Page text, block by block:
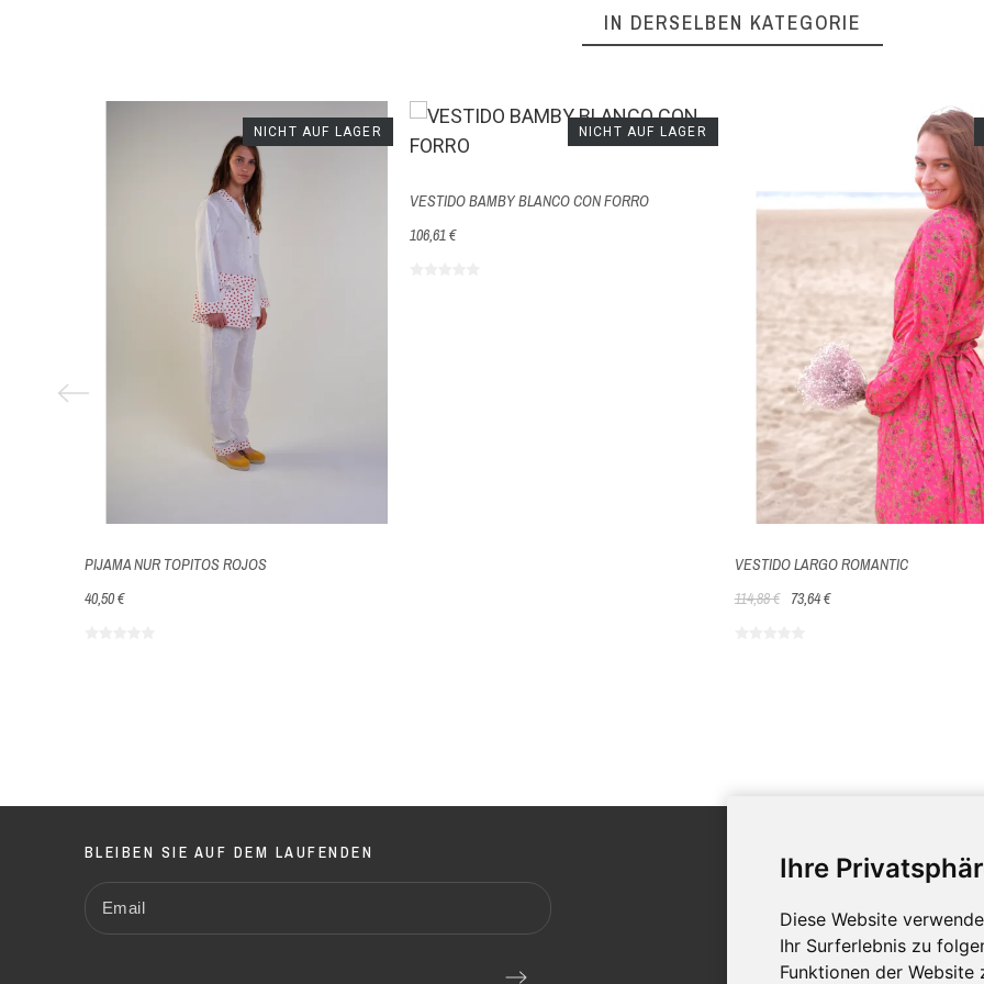
Ihre
Diese Website
Ihr Surferlebnis zu
Funktionen der Website
IN DERSELBEN KATEGORIE
PIJAMA NUR TOPITOS ROJOS
40,50 €
NICHT AUF LAGER
VESTIDO BAMBY BLANCO CON FORRO
106,61 €
NICHT AUF LAGER
VESTIDO LARGO ROMANTIC
114,88 €
73,64 €
BLEIBEN SIE AUF DEM LAUFENDEN